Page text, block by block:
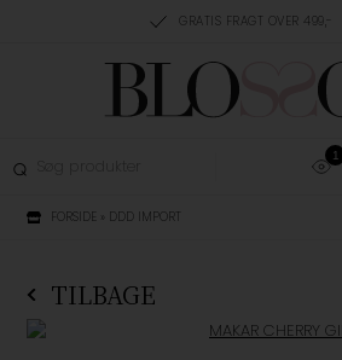
GRATIS FRAGT OVER 499,-
1
FORSIDE » DDD IMPORT
TILBAGE